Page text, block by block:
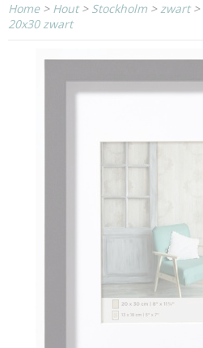
Home> Hout> Stockholm >zwart>
20x30 zwart